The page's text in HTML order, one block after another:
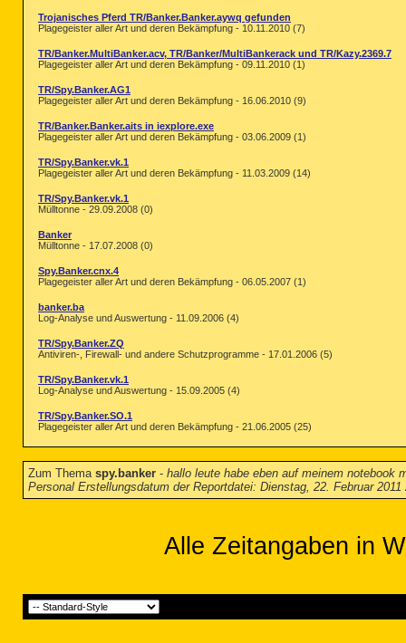
Trojanisches Pferd TR/Banker.Banker.aywq gefunden
Plagegeister aller Art und deren Bekämpfung - 10.11.2010 (7)
TR/Banker.MultiBanker.acv, TR/Banker/MultiBankerack und TR/Kazy.2369.7
Plagegeister aller Art und deren Bekämpfung - 09.11.2010 (1)
TR/Spy.Banker.AG1
Plagegeister aller Art und deren Bekämpfung - 16.06.2010 (9)
TR/Banker.Banker.aits in iexplore.exe
Plagegeister aller Art und deren Bekämpfung - 03.06.2009 (1)
TR/Spy.Banker.vk.1
Plagegeister aller Art und deren Bekämpfung - 11.03.2009 (14)
TR/Spy.Banker.vk.1
Mülltonne - 29.09.2008 (0)
Banker
Mülltonne - 17.07.2008 (0)
Spy.Banker.cnx.4
Plagegeister aller Art und deren Bekämpfung - 06.05.2007 (1)
banker.ba
Log-Analyse und Auswertung - 11.09.2006 (4)
TR/Spy.Banker.ZQ
Antiviren-, Firewall- und andere Schutzprogramme - 17.01.2006 (5)
TR/Spy.Banker.vk.1
Log-Analyse und Auswertung - 15.09.2005 (4)
TR/Spy.Banker.SO.1
Plagegeister aller Art und deren Bekämpfung - 21.06.2005 (25)
Zum Thema spy.banker - hallo leute habe eben auf meinem notebook
Personal Erstellungsdatum der Reportdatei: Dienstag, 22. Februar 2011
Alle Zeitangaben in